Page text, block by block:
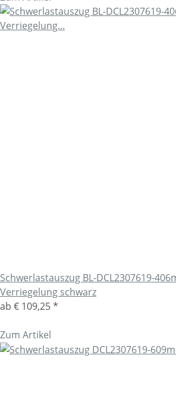
Schwerlastauszug BL-DCL2307619-
Verriegelung schwarz
ab € 109,25*
Zum Artikel